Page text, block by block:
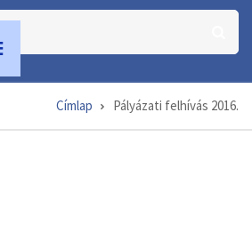
Címlap Pályázati felhívás 2016.